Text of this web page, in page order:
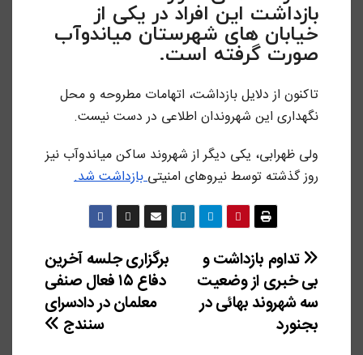
بازداشت این افراد در یکی از
خیابان های شهرستان میاندوآب
صورت گرفته است.
تاکنون از دلایل بازداشت، اتهامات مطروحه و محل
نگهداری این شهروندان اطلاعی در دست نیست.
ولی ظهرابی، یکی دیگر از شهروند ساکن میاندوآب نیز
روز گذشته توسط نیروهای امنیتیبازداشت شد.
راهبری
نوشته
برگزاری جلسه آخرین
دفاع ۱۵ فعال صنفی
معلمان در دادسرای
سنندج
تداوم بازداشت و
بی خبری از وضعیت
سه شهروند بهائی در
بجنورد